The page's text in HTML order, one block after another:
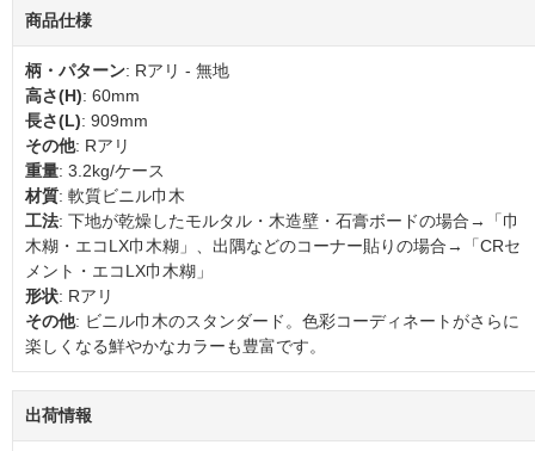
商品仕様
柄・パターン: Rアリ - 無地
高さ(H): 60mm
長さ(L): 909mm
その他: Rアリ
重量: 3.2kg/ケース
材質: 軟質ビニル巾木
工法: 下地が乾燥したモルタル・木造壁・石膏ボードの場合→「巾
木糊・エコLX巾木糊」、出隅などのコーナー貼りの場合→「CRセ
メント・エコLX巾木糊」
形状: Rアリ
その他: ビニル巾木のスタンダード。色彩コーディネートがさらに
楽しくなる鮮やかなカラーも豊富です。
出荷情報